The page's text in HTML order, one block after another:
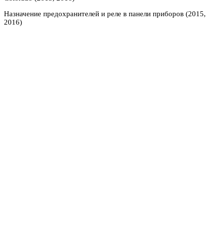
Назначение предохранителей и реле в панели приборов (2015,
2016)